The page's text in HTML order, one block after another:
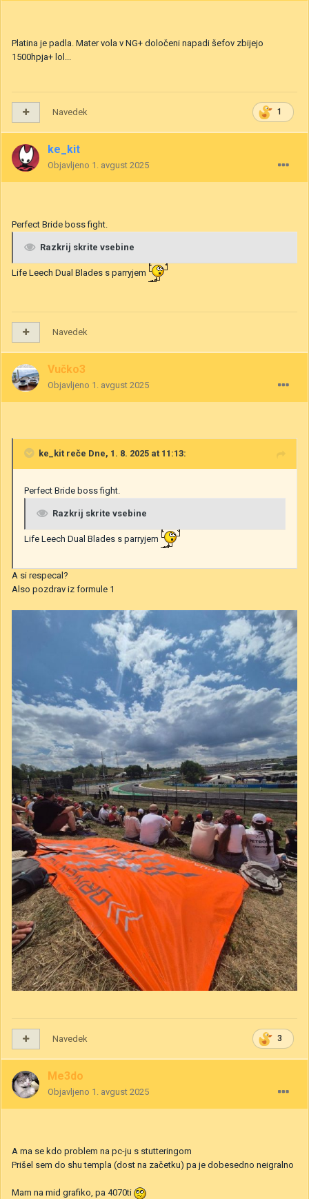
Platina je padla. Mater vola v NG+ določeni napadi šefov zbijejo
1500hpja+ lol...
1
Navedek
ke_kit
Objavljeno 1. avgust 2025
Perfect Bride boss fight.
Razkrij skrite vsebine
Life Leech Dual Blades s parryjem
Navedek
Vučko3
Objavljeno 1. avgust 2025
ke_kit reče Dne, 1. 8. 2025 at 11:13:
Perfect Bride boss fight.
Razkrij skrite vsebine
Life Leech Dual Blades s parryjem
A si respecal?
Also pozdrav iz formule 1
3
Navedek
Me3do
Objavljeno 1. avgust 2025
A ma se kdo problem na pc-ju s stutteringom
Prišel sem do shu templa (dost na začetku) pa je dobesedno neigralno
Mam na mid grafiko, pa 4070ti